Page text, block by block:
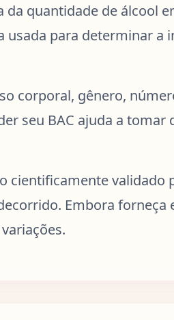
da quantidade de álcool
para determinar a
corporal, gênero,
seu BAC ajuda a
validado
Embora forneça